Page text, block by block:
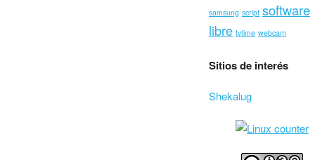
samsung script software
libre tvtime webcam
Sitios de interés
Shekalug